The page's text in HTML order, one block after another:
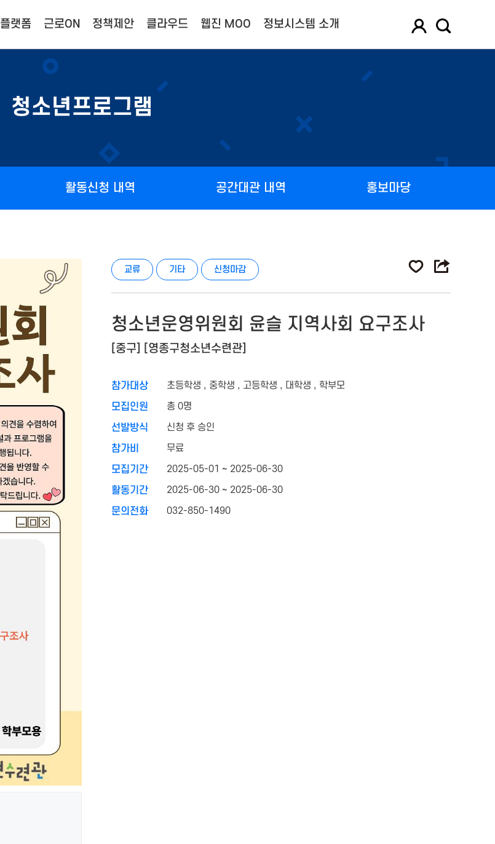
플랫폼 근로ON 정책제안 클라우드 웹진 MOO 정보시스템 소개
청소년프로그램
활동신청 내역 공간대관 내역 홍보마당
교류 기타 신청마감
청소년운영위원회 윤슬 지역사회 요구조사
[중구] [영종구청소년수련관]
참가대상
초등학생 , 중학생 , 고등학생 , 대학생 , 학부모
모집인원
총 0명
선발방식
신청 후 승인
참가비
무료
모집기간
2025-05-01 ~ 2025-06-30
활동기간
2025-06-30 ~ 2025-06-30
문의전화
032-850-1490